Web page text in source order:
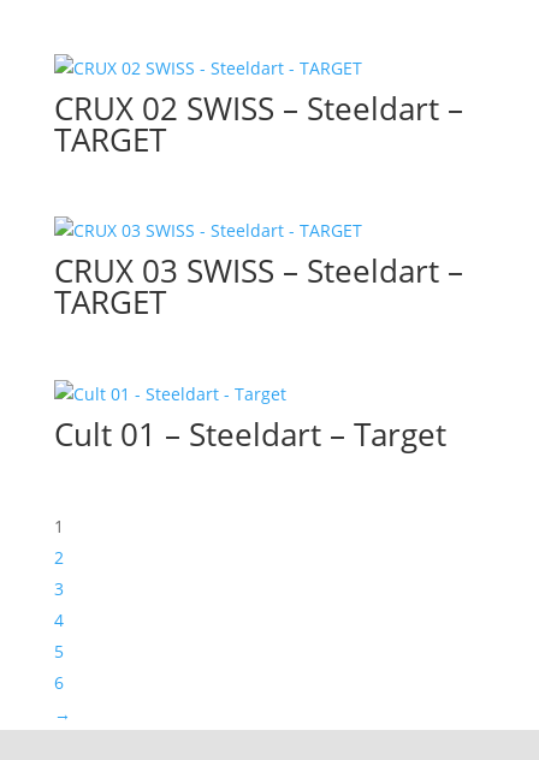
CRUX 02 SWISS – Steeldart –
TARGET
CRUX 03 SWISS – Steeldart –
TARGET
Cult 01 – Steeldart – Target
1
2
3
4
5
6
→